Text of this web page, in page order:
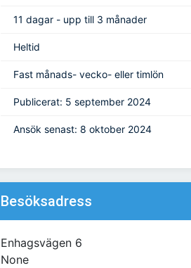
11 dagar - upp till 3 månader
Heltid
Fast månads- vecko- eller timlön
Publicerat: 5 september 2024
Ansök senast: 8 oktober 2024
Besöksadress
Enhagsvägen 6
None